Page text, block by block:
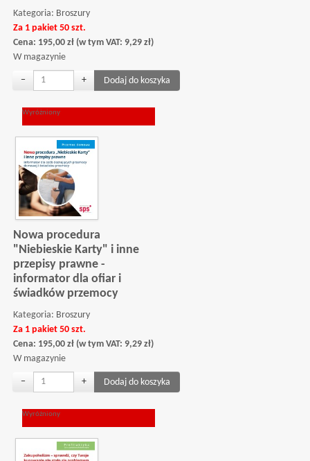
Kategoria: Broszury
Za 1 pakiet 50 szt.
Cena: 195,00 zł (w tym VAT:9,29 zł)
W magazynie
− +
Wyróżniony
Nowa procedura
"Niebieskie Karty" i inne
przepisy prawne -
informator dla ofiar i
świadków przemocy
Kategoria: Broszury
Za 1 pakiet 50 szt.
Cena: 195,00 zł (w tym VAT:9,29 zł)
W magazynie
− +
Wyróżniony